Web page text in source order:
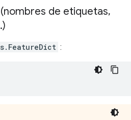
num_examples=10000,
digit database},
and Cortes, Corinna and
de etiquetas,
.)
: